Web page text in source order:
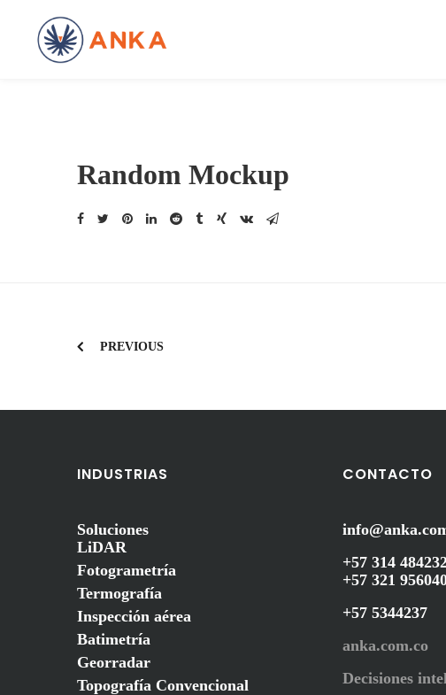
Random Mockup
Navegación
entradas
PREVIOUS
INDUSTRIAS
Soluciones
LiDAR
Fotogrametría
Termografía
Inspección aérea
Batimetría
Georradar
Topografía Convencional
CONTACTO
+57 314
+57 321
+57 5344237
anka.com.co
Decisiones